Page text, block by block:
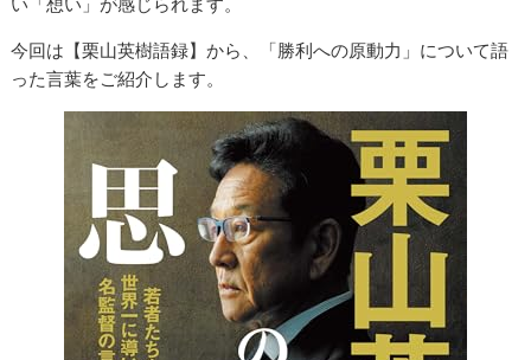
い「想い」が感じられます。
今回は【栗山英樹語録】から、「勝利への原動力」について語
った言葉をご紹介します。